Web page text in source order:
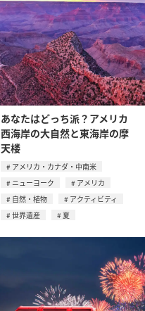
あなたはどっち派？アメリカ
西海岸の大自然と東海岸の摩
天楼
アメリカ・カナダ・中南米
ニューヨーク
アメリカ
自然・植物
アクティビティ
世界遺産
夏